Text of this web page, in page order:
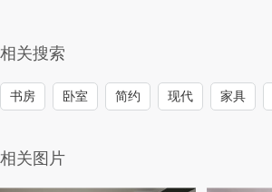
相关搜索
书房 卧室 简约 现代 家具
相关图片